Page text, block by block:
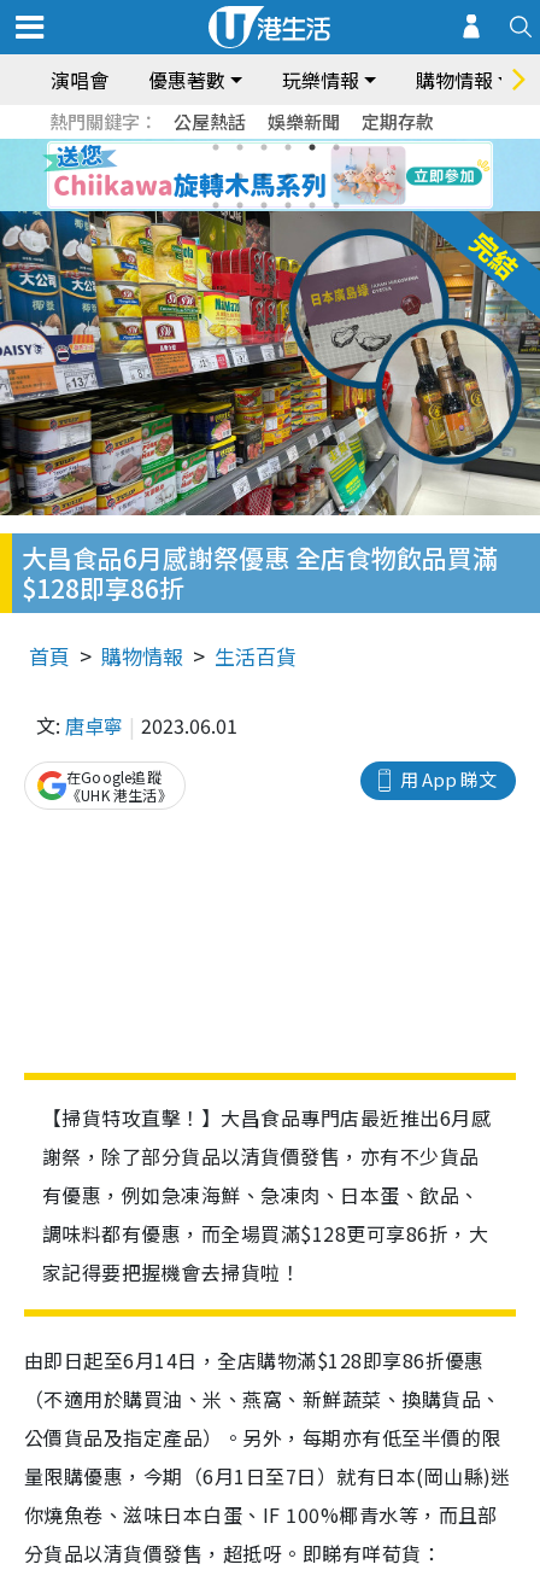
演唱會 優惠著數 玩樂情報 購物情報
熱門關鍵字： 公屋熱話 娛樂新聞 定期存款
大昌食品6月感謝祭優惠 全店食物飲品買滿
$128即享86折
首頁 購物情報 生活百貨
文: 唐卓寧 2023.06.01
用 App 睇文
在Google追蹤
《UHK 港生活》
【掃貨特攻直擊！】大昌食品專門店最近推出6月感
謝祭，除了部分貨品以清貨價發售，亦有不少貨品
有優惠，例如急凍海鮮、急凍肉、日本蛋、飲品、
調味料都有優惠，而全場買滿$128更可享86折，大
家記得要把握機會去掃貨啦！
由即日起至6月14日，全店購物滿$128即享86折優惠
（不適用於購買油、米、燕窩、新鮮蔬菜、換購貨品、
公價貨品及指定產品）。另外，每期亦有低至半價的限
量限購優惠，今期（6月1日至7日）就有日本(岡山縣)迷
你燒魚卷、滋味日本白蛋、IF 100%椰青水等，而且部
分貨品以清貨價發售，超抵呀。即睇有咩荀貨：